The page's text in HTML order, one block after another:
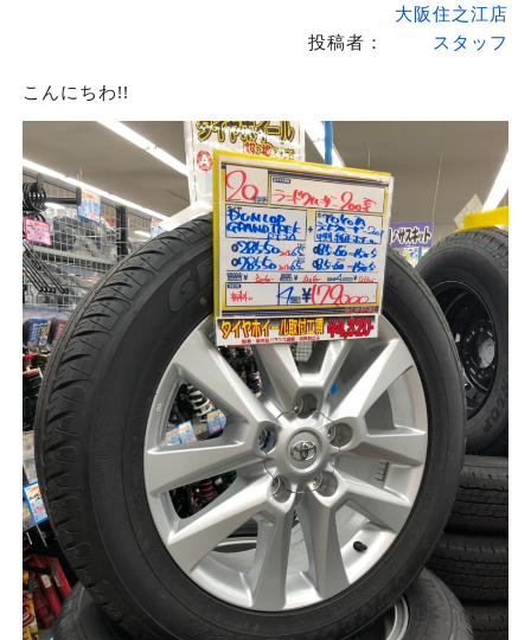
投稿者：
大阪住之江店
スタッフ
こんにちわ!!